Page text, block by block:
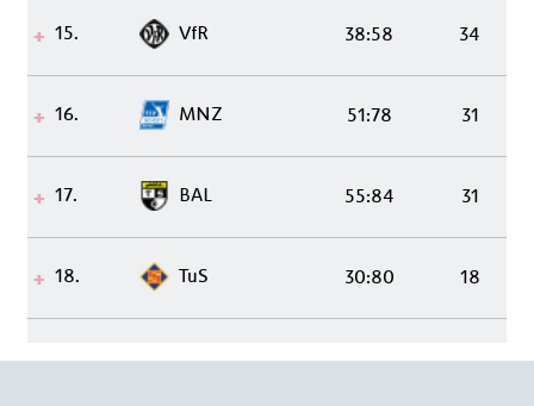
15. VfR 38:58 34
16. MNZ 51:78 31
17. BAL 55:84 31
18. TuS 30:80 18